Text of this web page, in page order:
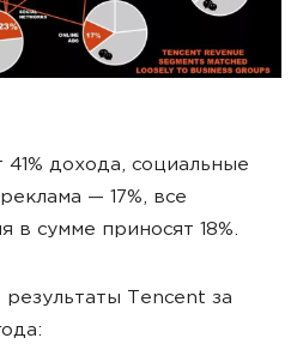
дохода, социальные
— 17%, все
в сумме приносят 18%.
Tencent за